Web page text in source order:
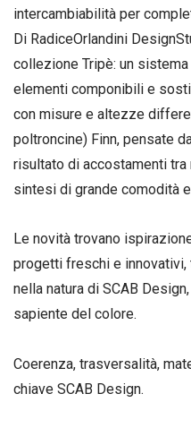
intercambiabilità per
Di RadiceOrlandini
collezione Tripè: un
elementi componibili e
con misure e altezze
poltroncine) Finn, pensate
risultato di accostamenti
sintesi di grande comodità
Le novità trovano
progetti freschi e
nella natura di SCAB
sapiente del colore.
Coerenza, trasversalità,
chiave SCAB Design.